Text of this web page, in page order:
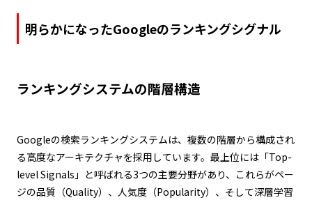
明らかになったGoogleのランキングシグナル
ランキングシステムの階層構造
Googleの検索ランキングシステムは、複数の階層から構成され
る高度なアーキテクチャを採用しています。最上位には「Top-
level Signals」と呼ばれる3つの主要分野があり、これらがペー
ジの品質（Quality）、人気度（Popularity）、そして深層学習